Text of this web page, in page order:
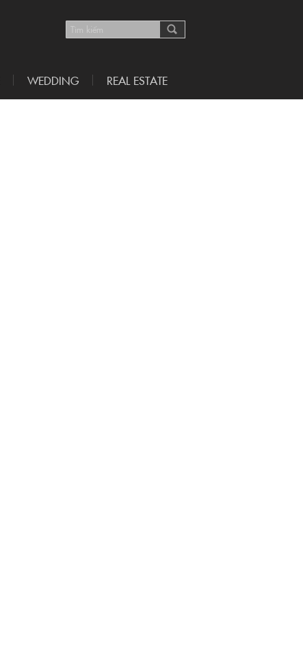
WEDDING REAL ESTATE